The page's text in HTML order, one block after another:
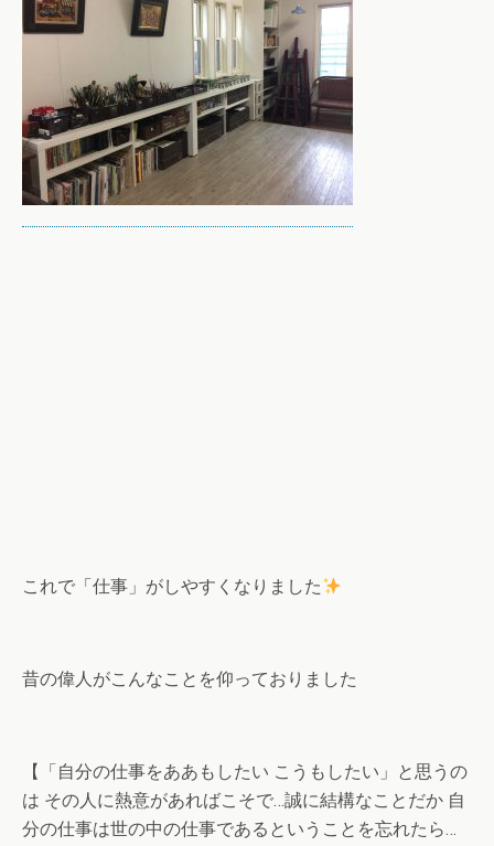
これで「仕事」がしやすくなりました
昔の偉人がこんなことを仰っておりました
【「自分の仕事をああもしたい こうもしたい」と思うの
は その人に熱意があればこそで…誠に結構なことだか 自
分の仕事は世の中の仕事であるということを忘れたら…